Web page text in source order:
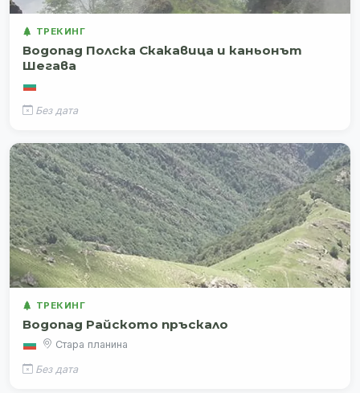
ТРЕКИНГ
Водопад Полска Скакавица и каньонът
Шегава
Без дата
ТРЕКИНГ
Водопад Райското пръскало
Стара планина
Без дата